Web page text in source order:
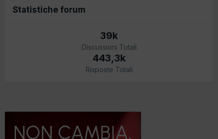
Statistiche forum
39k
Discussioni Totali
443,3k
Risposte Totali